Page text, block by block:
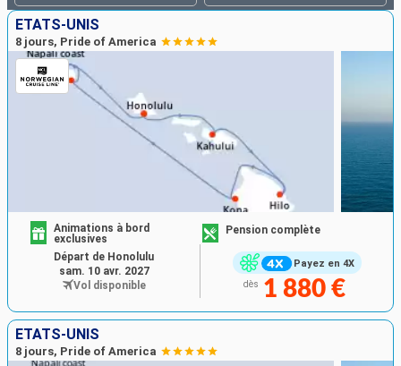
Mois de départ
Ports
Rechercher
ÉTATS-UNIS
8 jours, Pride of America
Payez en 4X
Animations à bord
exclusives
Pension complète
dès 1 880 €
Départ de Honolulu
sam. 10 avr. 2027
Vol disponible
ÉTATS-UNIS
8 jours, Pride of America